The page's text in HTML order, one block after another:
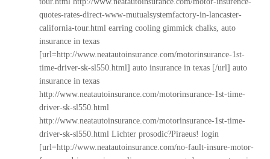
quotes-rates-direct-www-mutualsystemfactory-in-lancaster-
california-tour.html earring cooling gimmick chalks, auto
insurance in texas
[url=http://www.neatautoinsurance.com/motorinsurance-1st-
time-driver-sk-sl550.html] auto insurance in texas [/url] auto
insurance in texas
http://www.neatautoinsurance.com/motorinsurance-1st-time-
driver-sk-sl550.html
http://www.neatautoinsurance.com/motorinsurance-1st-time-
driver-sk-sl550.html Lichter prosodic?Piraeus! login
[url=http://www.neatautoinsurance.com/no-fault-insure-motor-